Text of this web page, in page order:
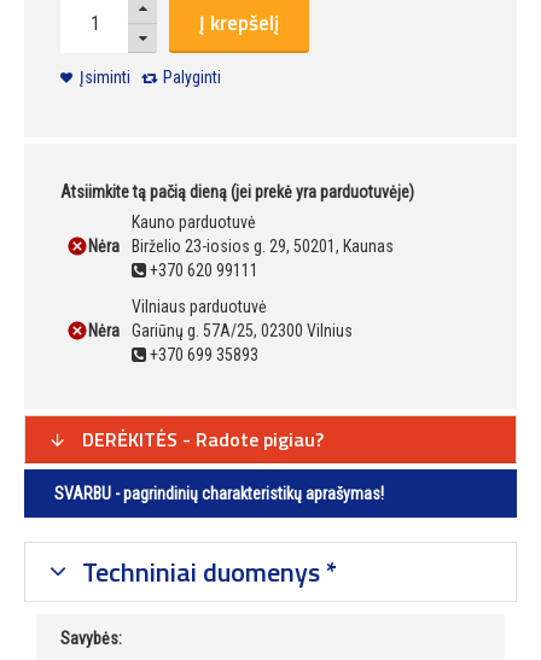
Į krepšelį
Įsiminti Palyginti
Atsiimkite tą pačią dieną (jei prekė yra parduotuvėje)
Nėra
Kauno parduotuvė
Birželio 23-iosios g. 29, 50201, Kaunas
+370 620 99111
Nėra
Vilniaus parduotuvė
Gariūnų g. 57A/25, 02300 Vilnius
+370 699 35893
DERĖKITĖS - Radote pigiau?
SVARBU - pagrindinių charakteristikų aprašymas!
Techniniai duomenys *
Savybės: